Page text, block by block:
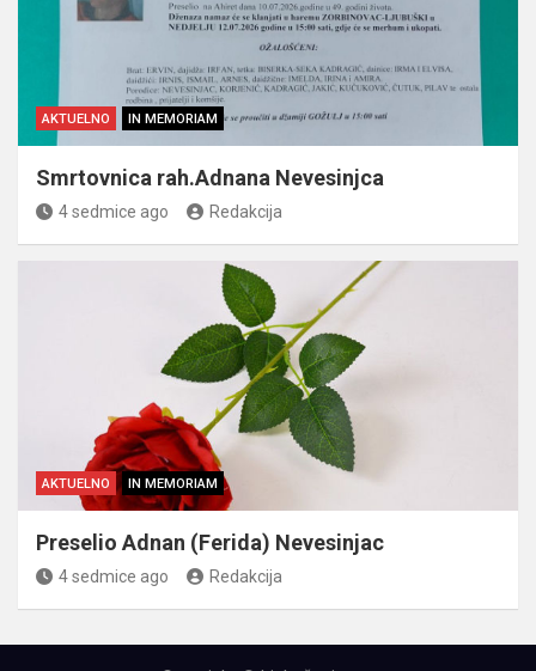
AKTUELNO IN MEMORIAM
Smrtovnica rah.Adnana Nevesinjca
4 sedmice ago Redakcija
AKTUELNO IN MEMORIAM
Preselio Adnan (Ferida) Nevesinjac
4 sedmice ago Redakcija